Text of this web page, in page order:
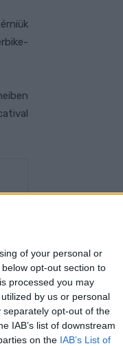
of your personal or
opt-out section to
processed you may
by us or personal
opt-out of the
IAB’s list of downstream
on the IAB’s List of